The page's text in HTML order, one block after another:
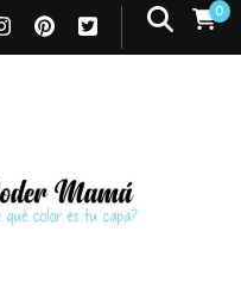
0